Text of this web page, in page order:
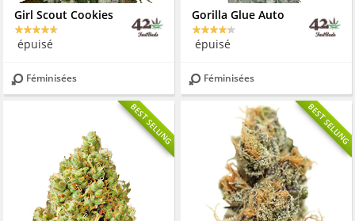
Girl Scout Cookies
épuisé
Féminisées
Gorilla Glue Auto
épuisé
Féminisées
BEST SELLING BEST SELLING